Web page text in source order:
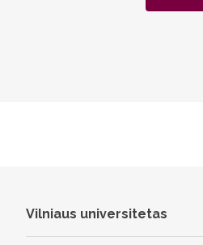
Vilniaus universitetas